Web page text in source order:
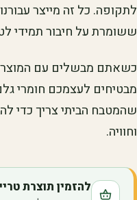
לתקופה. כל זה מייצר
ששומרת על חיבור תמידי
כשאתם מבשלים עם
מבטיחים לעצמכם חומרי
שהמטבח הביתי צריך כדי
וחוויה.
להזמין תוצרת